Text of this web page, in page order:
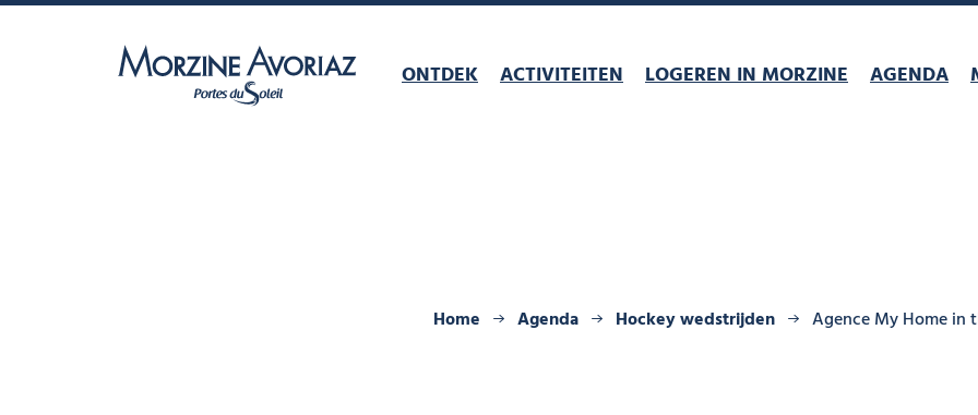
ONTDEK ACTIVITEITEN LOGEREN IN MORZINE AGENDA
Home Agenda Hockey wedstrijden Agence My Home in